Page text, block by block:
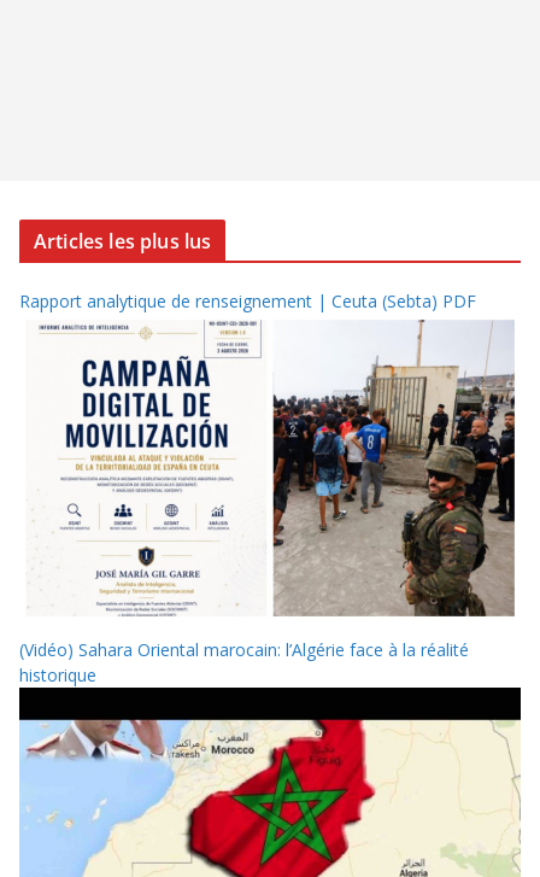
Articles les plus lus
Rapport analytique de renseignement | Ceuta (Sebta) PDF
(Vidéo) Sahara Oriental marocain: l’Algérie face à la réalité
historique